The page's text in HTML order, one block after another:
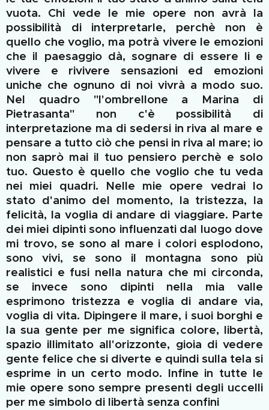
vuota. Chi vede le mie opere non avrà la
possibilità di interpretarle, perchè non è
quello che voglio, ma potrà vivere le emozioni
che il paesaggio dà, sognare di essere li e
vivere e rivivere sensazioni ed emozioni
uniche che ognuno di noi vivrà a modo suo.
Nel quadro "l'ombrellone a Marina di
Pietrasanta" non c'è possibilità di
interpretazione ma di sedersi in riva al mare e
pensare a tutto ciò che pensi in riva al mare; io
non saprò mai il tuo pensiero perchè e solo
tuo. Questo è quello che voglio che tu veda
nei miei quadri. Nelle mie opere vedrai lo
stato d'animo del momento, la tristezza, la
felicità, la voglia di andare di viaggiare. Parte
dei miei dipinti sono influenzati dal luogo dove
mi trovo, se sono al mare i colori esplodono,
sono vivi, se sono il montagna sono più
realistici e fusi nella natura che mi circonda,
se invece sono dipinti nella mia valle
esprimono tristezza e voglia di andare via,
voglia di vita. Dipingere il mare, i suoi borghi e
la sua gente per me significa colore, libertà,
spazio illimitato all'orizzonte, gioia di vedere
gente felice che si diverte e quindi sulla tela si
esprime in un certo modo. Infine in tutte le
mie opere sono sempre presenti degli uccelli
per me simbolo di libertà senza confini